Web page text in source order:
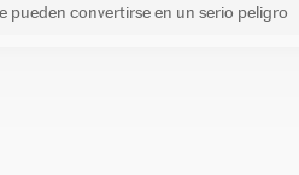
pueden convertirse en un serio peligro